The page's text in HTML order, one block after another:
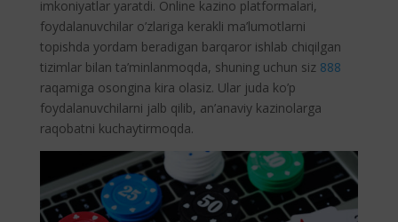
imkoniyatlar yaratdi. Online kazino platformalari,
foydalanuvchilar o’zlariga kerakli ma’lumotlarni
topishda yordam beradigan barqaror ishlab chiqilgan
tizimlar bilan ta’minlanmoqda, shuning uchun siz 888
raqamiga osongina kira olasiz. Ular juda ko’p
foydalanuvchilarni jalb qilib, an’anaviy kazinolarga
raqobatni kuchaytirmoqda.